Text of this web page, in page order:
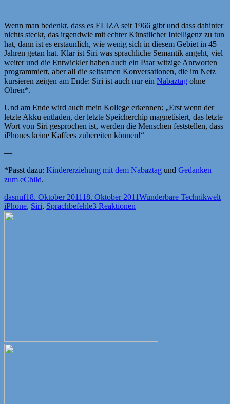
Wenn man bedenkt, dass es ELIZA seit 1966 gibt und dass dahinter
nichts steckt, das irgendwie mit echter Künstlicher Intelligenz zu tun
hat, dann ist es erstaunlich, wie wenig sich in diesem Gebiet in 45
Jahren getan hat. Klar ist Siri was sprachliche Semantik angeht, viel
weiter und die Entwickler haben auch ein Paar witzige Antworten
programmiert, aber all die seltsamen Konversationen, die im Netz
kursieren zeigen am Ende: Siri ist auch nur ein Nabaztag ohne
Ohren*.
Und am Ende wird auch mein Kollege erkennen: „Erst wenn der
letzte Akku entladen, der letzte Speicherchip magnetisiert, das letzte
Wort von Siri gesprochen ist, werden die Menschen feststellen, dass
iPhones keine Kaffees zubereiten können!“
—
*Passt dazu: Kindererziehung mit dem Nabaztag und Gedanken
zum eChild.
Autor
dasnufVeröffentlicht
am
18. Oktober 201118. Oktober 2011Kategorien
Wunderbare Technikwelt
iPhone, Siri, Sprachbefehle3 Reaktionen